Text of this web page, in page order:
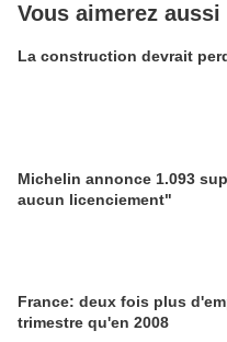
Vous aimerez aussi
La construction devrait
Michelin annonce 1.093
aucun licenciement"
France: deux fois plus
trimestre qu'en 2008